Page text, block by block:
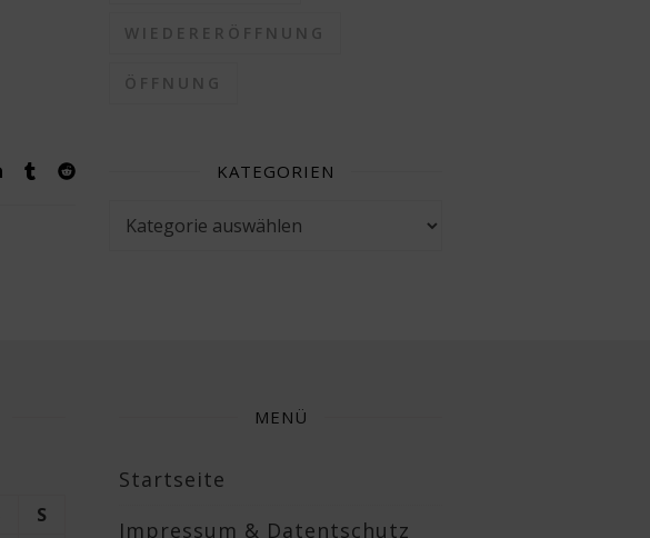
WIEDERERÖFFNUNG
ÖFFNUNG
KATEGORIEN
S
MENÜ
Startseite
Impressum & Datentschutz